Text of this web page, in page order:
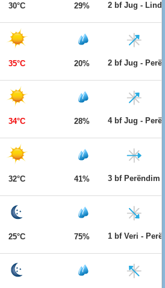
30°C 29% 2 bf Jug -
35°C 20% 2 bf Jug -
34°C 28% 4 bf Jug -
32°C 41% 3 bf Perëndim
25°C 75% 1 bf Veri -